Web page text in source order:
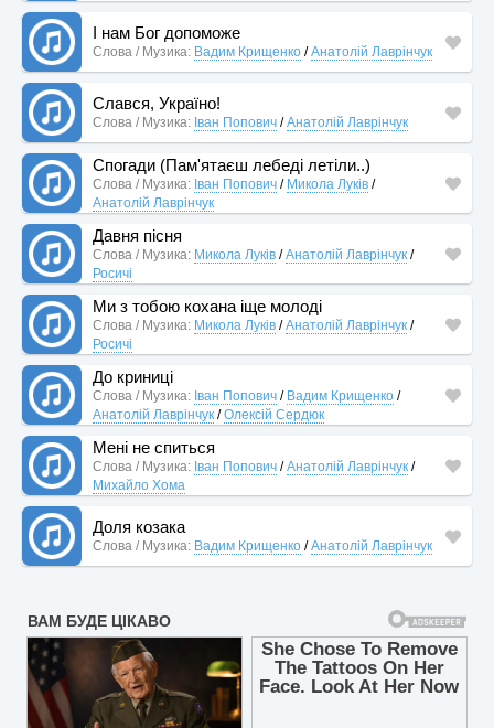
І нам Бог допоможе
Слова / Музика: Вадим Крищенко /Анатолій Лаврінчук
Слався, Україно!
Слова / Музика: Іван Попович /Анатолій Лаврінчук
Спогади (Пам'ятаєш лебеді летіли..)
Слова / Музика: Іван Попович / Микола Луків /
Анатолій Лаврінчук
Давня пісня
Слова / Музика: Микола Луків /Анатолій Лаврінчук /
Росичі
Ми з тобою кохана іще молоді
Слова / Музика: Микола Луків /Анатолій Лаврінчук /
Росичі
До криниці
Слова / Музика: Іван Попович / Вадим Крищенко /
Анатолій Лаврінчук /Олексій Сердюк
Мені не спиться
Слова / Музика: Іван Попович /Анатолій Лаврінчук /
Михайло Хома
Доля козака
Слова / Музика: Вадим Крищенко /Анатолій Лаврінчук